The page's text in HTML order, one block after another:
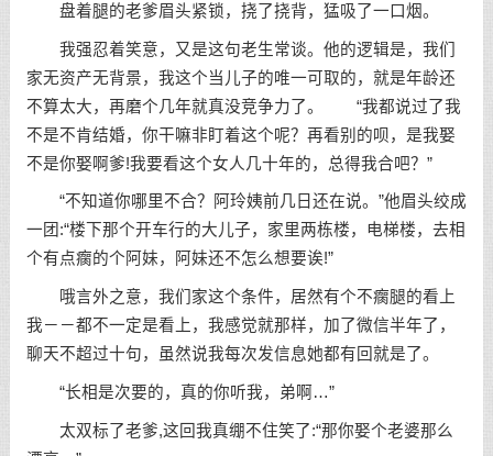
盘着腿的老爹眉头紧锁，挠了挠背，猛吸了一口烟。
我强忍着笑意，又是这句老生常谈。他的逻辑是，我们
家无资产无背景，我这个当儿子的唯一可取的，就是年龄还
不算太大，再磨个几年就真没竞争力了。 “我都说过了我
不是不肯结婚，你干嘛非盯着这个呢？再看别的呗，是我娶
不是你娶啊爹!我要看这个女人几十年的，总得我合吧？”
“不知道你哪里不合？阿玲姨前几日还在说。”他眉头绞成
一团:“楼下那个开车行的大儿子，家里两栋楼，电梯楼，去相
个有点瘸的个阿妹，阿妹还不怎么想要诶!”
哦言外之意，我们家这个条件，居然有个不瘸腿的看上
我－－都不一定是看上，我感觉就那样，加了微信半年了，
聊天不超过十句，虽然说我每次发信息她都有回就是了。
“长相是次要的，真的你听我，弟啊…”
太双标了老爹,这回我真绷不住笑了:“那你娶个老婆那么